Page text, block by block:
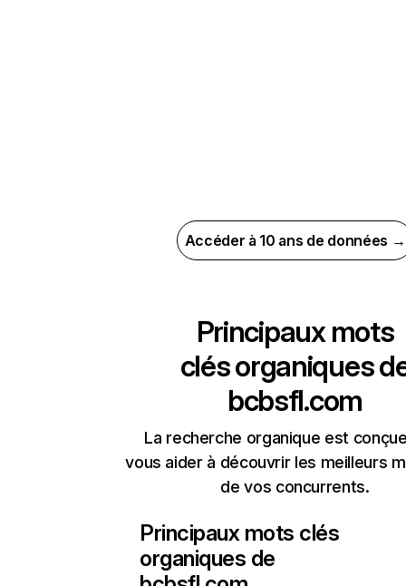
Accéder à 10 ans de données →
Principaux mots
clés organiques
bcbsfl.com
La recherche organique est
vous aider à découvrir les meilleurs
de vos concurrents.
Principaux mots clés
organiques de